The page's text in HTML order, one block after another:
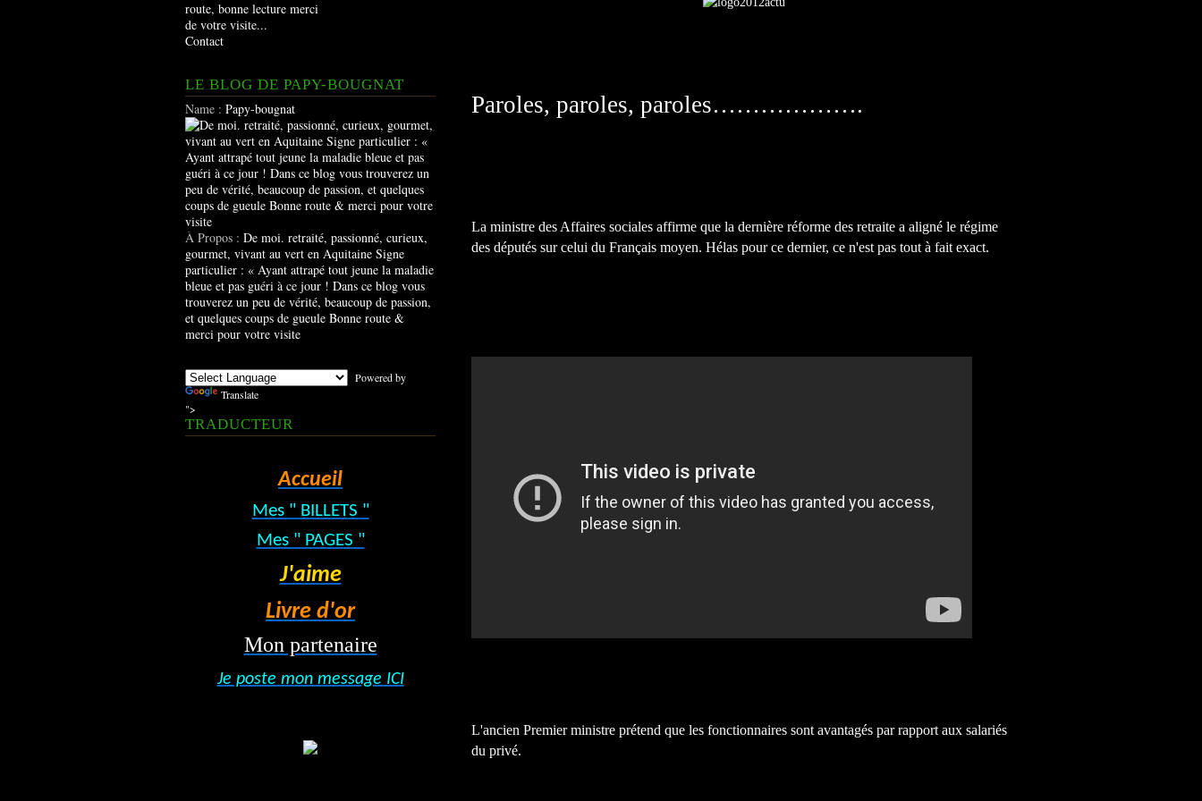
route, bonne lecture merci
de votre visite...
Contact
LE BLOG DE PAPY-BOUGNAT
Name : Papy-bougnat
À Propos : De moi. retraité, passionné, curieux,
gourmet, vivant au vert en Aquitaine Signe
particulier : « Ayant attrapé tout jeune la maladie
bleue et pas guéri à ce jour ! Dans ce blog vous
trouverez un peu de vérité, beaucoup de passion,
et quelques coups de gueule Bonne route &
merci pour votre visite
Powered by
Translate
">
TRADUCTEUR
Accueil
Mes " BILLETS "
Mes " PAGES "
J'aime
Livre d'or
Mon partenaire
Je poste mon message ICI
Paroles, paroles, paroles……………….
La ministre des Affaires sociales affirme que la dernière réforme des retraite a aligné le régime
des députés sur celui du Français moyen. Hélas pour ce dernier, ce n'est pas tout à fait exact.
L'ancien Premier ministre prétend que les fonctionnaires sont avantagés par rapport aux salariés
du privé.